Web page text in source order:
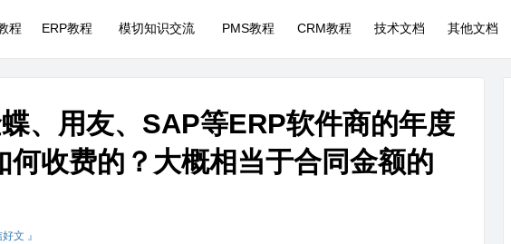
程 ERP教程 模切知识交流 PMS教程 CRM教程 技术文档 其他文档
蝶、用友、SAP等ERP软件商的年度
何收费的？大概相当于合同金额的
好文 』